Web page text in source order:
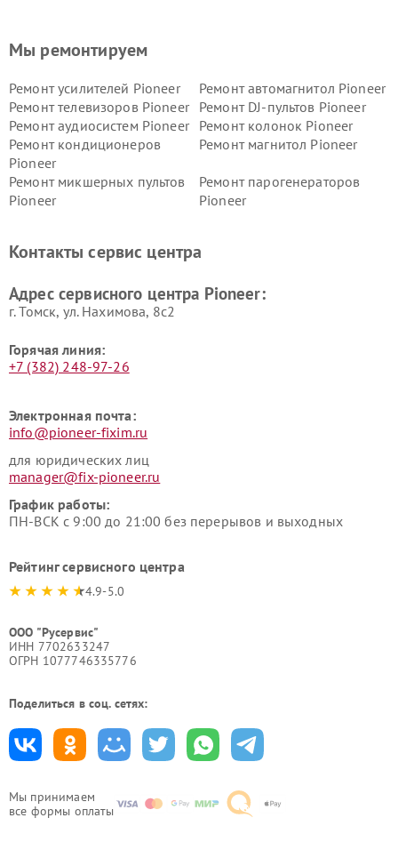
Мы принимаем
все формы оплаты
Мы ремонтируем
Ремонт усилителей Pioneer
Ремонт автомагнитол Pioneer
Ремонт телевизоров Pioneer
Ремонт DJ-пультов Pioneer
Ремонт аудиосистем Pioneer
Ремонт колонок Pioneer
Ремонт кондиционеров
Pioneer
Ремонт магнитол Pioneer
Ремонт микшерных пультов
Pioneer
Ремонт парогенераторов
Pioneer
Контакты сервис центра
Адрес сервисного центра Pioneer:
г. Томск, ул. Нахимова, 8с2
Горячая линия:
+7 (382) 248-97-26
Электронная почта:
info@pioneer-fixim.ru
для юридических лиц
manager@fix-pioneer.ru
График работы:
ПН-ВСК с 9:00 до 21:00 без перерывов и выходных
Рейтинг сервисного центра
4.9-5.0
ООО "Русервис"
ИНН 7702633247
ОГРН 1077746335776
Поделиться в соц. сетях: